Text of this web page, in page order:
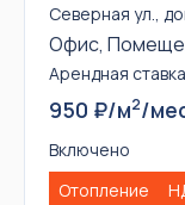
Северная ул.,
Офис,
Арендная ставка
950 ₽/м2/
Включено
Отопление